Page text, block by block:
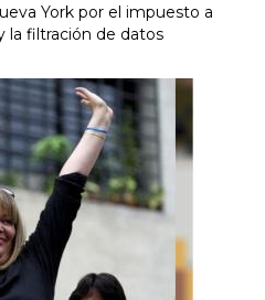
York por el impuesto a
la filtración de datos